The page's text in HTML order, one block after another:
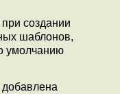
создании
шаблонов,
умолчанию